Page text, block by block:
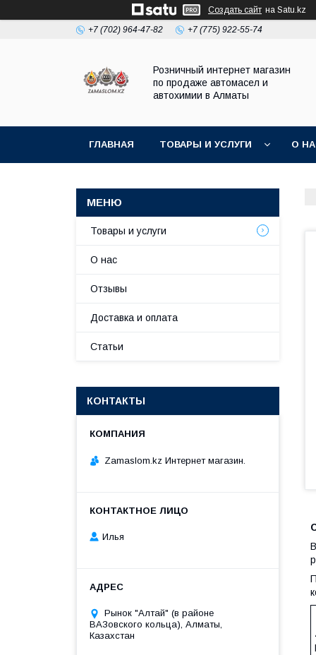
Создать сайт на Satu.kz
+7 (702) 964-47-82 +7 (775) 922-55-74
Розничный интернет магазин
по продаже автомасел и
автохимии в Алматы
ГЛАВНАЯ ТОВАРЫ И УСЛУГИ О
Товары и услуги
О нас
Отзывы
Доставка и оплата
Статьи
КОНТАКТЫ
Zamaslom.kz Интернет магазин.
Илья
Рынок "Алтай" (в районе
ВАЗовского кольца), Алматы,
Казахстан